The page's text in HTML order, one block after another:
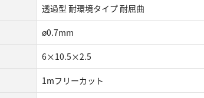
透過型 耐環境タイプ 耐屈曲
ø0.7mm
6×10.5×2.5
1mフリーカット